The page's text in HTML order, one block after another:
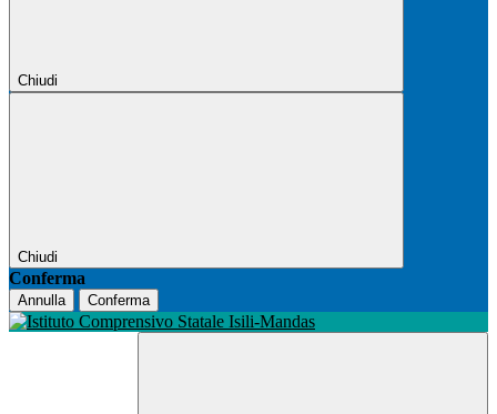
Chiudi
Chiudi
Conferma
Annulla Conferma